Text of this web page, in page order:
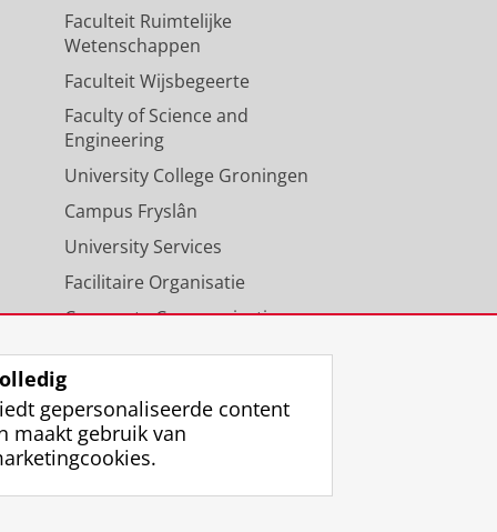
Faculteit Ruimtelijke
Wetenschappen
Faculteit Wijsbegeerte
Faculty of Science and
Engineering
University College Groningen
Campus Fryslân
University Services
Facilitaire Organisatie
Corporate Communicatie
Agenda
gepersonaliseerde content
maakt gebruik van